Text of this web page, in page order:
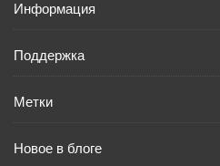
Информация
Поддержка
Метки
Новое в блоге